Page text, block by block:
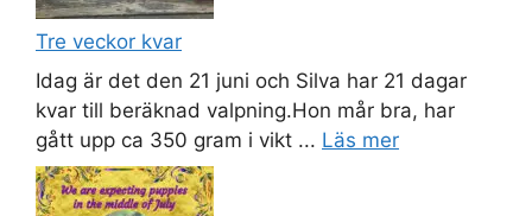
Tre veckor kvar
Idag är det den 21 juni och Silva har 21 dagar
kvar till beräknad valpning.Hon mår bra, har
gått upp ca 350 gram i vikt ... Läs mer